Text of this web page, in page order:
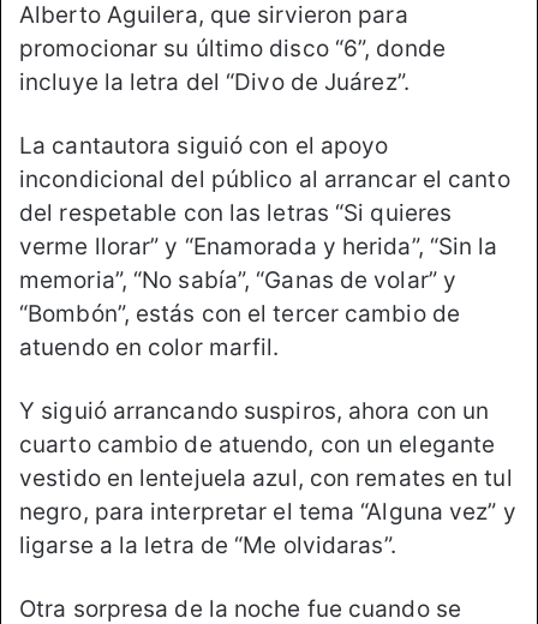
Alberto Aguilera, que sirvieron para
promocionar su último disco “6”, donde
incluye la letra del “Divo de Juárez”.
La cantautora siguió con el apoyo
incondicional del público al arrancar el canto
del respetable con las letras “Si quieres
verme llorar” y “Enamorada y herida”, “Sin la
memoria”, “No sabía”, “Ganas de volar” y
“Bombón”, estás con el tercer cambio de
atuendo en color marfil.
Y siguió arrancando suspiros, ahora con un
cuarto cambio de atuendo, con un elegante
vestido en lentejuela azul, con remates en tul
negro, para interpretar el tema “Alguna vez” y
ligarse a la letra de “Me olvidaras”.
Otra sorpresa de la noche fue cuando se